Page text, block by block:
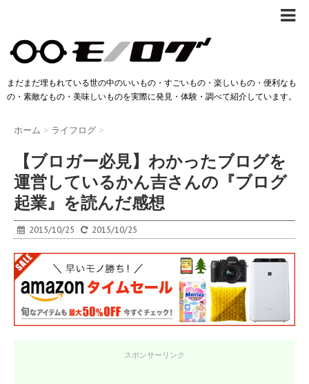
まだまだ埋もれている世の中のいいもの・すごいもの・楽しいもの・便利なも
の・素敵なもの・美味しいものを実際に発見・体験・調べて紹介しています。
ホーム > ライフログ >
【ブロガー必見】わかったブログを
運営しているかん吉さんの『ブログ
起業』を読んだ感想
2015/10/25 2015/10/25
スポンサーリンク